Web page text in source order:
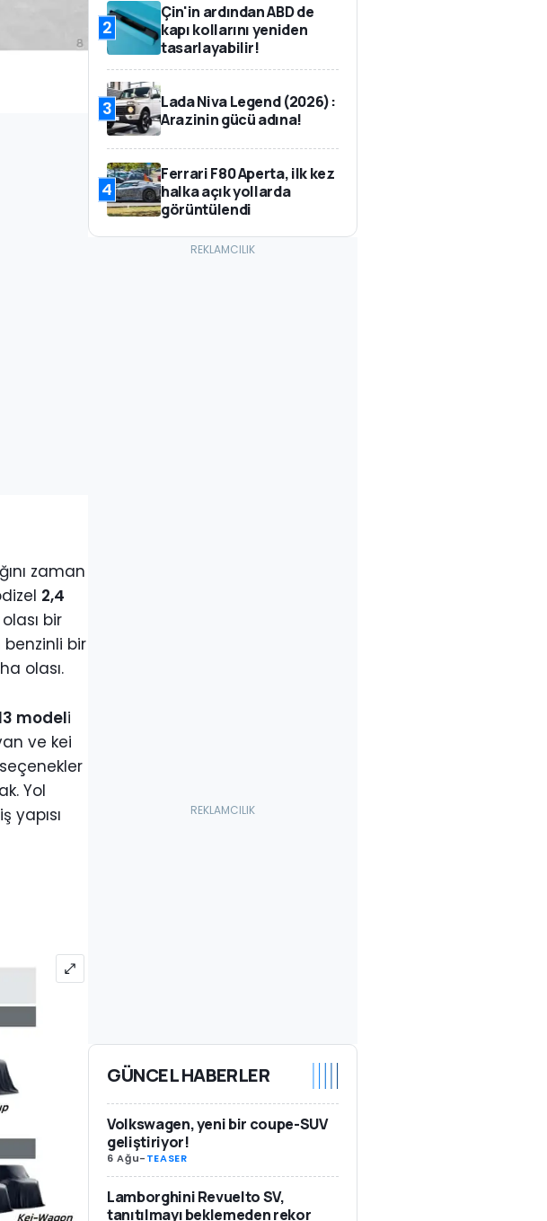
zaman
2,4
bir
benzinli bir
olası.
modeli
ve kei
Yol
yapısı
2
Çin'in ardından ABD de
kapı kollarını yeniden
tasarlayabilir!
3
Lada Niva Legend (2026):
Arazinin gücü adına!
4
Ferrari F80 Aperta, ilk kez
halka açık yollarda
görüntülendi
GÜNCEL HABERLER
Volkswagen, yeni bir coupe-SUV
geliştiriyor!
6 Ağu-TEASER
Lamborghini Revuelto SV,
tanıtılmayı beklemeden rekor